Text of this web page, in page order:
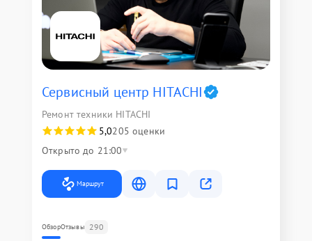
Сервисный центр HITACHI
Ремонт техники HITACHI
5,0205 оценки
Открыто до 21:00
Маршрут
ОбзорОтзывы 290